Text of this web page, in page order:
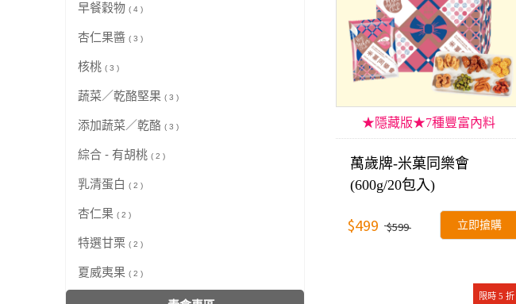
早餐穀物 ( 4 )
杏仁果醬 ( 3 )
核桃 ( 3 )
蔬菜／乾酪堅果 ( 3 )
添加蔬菜／乾酪 ( 3 )
綜合 - 有胡桃 ( 2 )
乳清蛋白 ( 2 )
杏仁果 ( 2 )
特選甘栗 ( 2 )
夏威夷果 ( 2 )
★隱藏版★7種豐富內料
萬歲牌-米菓同樂會
(600g/20包入)
$499 $599 立即搶購
限時 5 折